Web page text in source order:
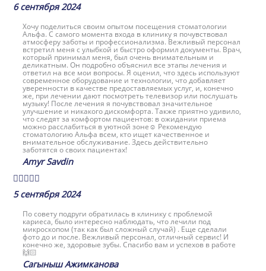
6 сентября 2024
Хочу поделиться своим опытом посещения стоматологии
Альфа. С самого момента входа в клинику я почувствовал
атмосферу заботы и профессионализма. Вежливый персонал
встретил меня с улыбкой и быстро оформил документы. Врач,
который принимал меня, был очень внимательным и
деликатным. Он подробно объяснил все этапы лечения и
ответил на все мои вопросы. Я оценил, что здесь используют
современное оборудование и технологии, что добавляет
уверенности в качестве предоставляемых услуг, и, конечно
же, при лечении дают посмотреть телевизор или послушать
музыку! После лечения я почувствовал значительное
улучшение и никакого дискомфорта. Также приятно удивило,
что следят за комфортом пациентов: в ожидании приема
можно расслабиться в уютной зоне☺️ Рекомендую
стоматологию Альфа всем, кто ищет качественное и
внимательное обслуживание. Здесь действительно
заботятся о своих пациентах!
Amyr Savdin

5 сентября 2024
По совету подруги обратилась в клинику с проблемой
кариеса, было интересно наблюдать, что лечили под
микроскопом (так как был сложный случай) . Еще сделали
фото до и после. Вежливый персонал, отличный сервис! И
конечно же, здоровые зубы. Спасибо вам и успехов в работе
🙌🏻
Сагыныш Ажимканова